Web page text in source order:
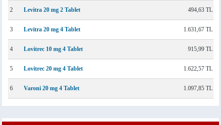
2 Levitra 20 mg 2 Tablet 494,63 TL
3 Levitra 20 mg 4 Tablet 1.631,67 TL
4 Lovitrec 10 mg 4 Tablet 915,99 TL
5 Lovitrec 20 mg 4 Tablet 1.622,57 TL
6 Varoni 20 mg 4 Tablet 1.097,85 TL